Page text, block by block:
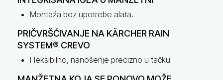
Montaža bez upotrebe alata.
PRIČVRŠĆIVANJE NA KÄRCHER RAIN
SYSTEM® CREVO
Fleksibilno, nanošenje precizno u tačku